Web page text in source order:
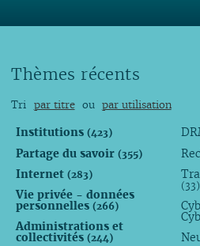
Thèmes récents
Tri par titre ou par utilisation
Institutions (423)
Partage du savoir (355)
Internet (283)
Vie privée - données
personnelles (266)
Administrations et
collectivités (244)
(33)